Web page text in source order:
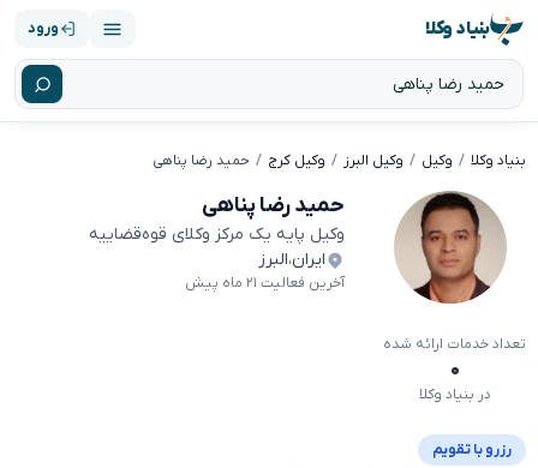
بنیاد وکلا ورود
بنیاد وکلا وکیل وکیل البرز وکیل کرج حمید رضا پناهی
حمید رضا پناهی
وکیل پایه یک مرکز وکلای قوه‌قضاییه
ایران،البرز
آخرین فعالیت ۲۱ ماه پیش
تعداد خدمات ارائه شده
۰
در بنیاد وکلا
رزرو با تقویم